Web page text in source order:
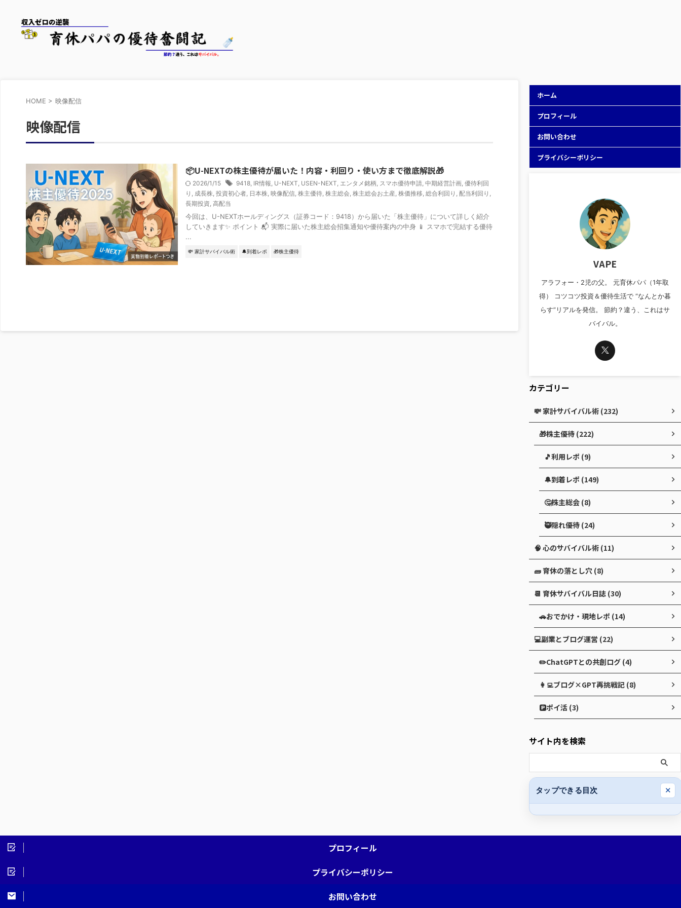
HOME > 映像配信
映像配信
📦U-NEXTの株主優待が届いた！内容・利回り・使い方まで徹底解説🎁
2026/1/15 9418 IR情報 U-NEXT USEN-NEXT エンタメ銘柄 スマホ優待申請 中期経営計画 優待利回
り
成長株 投資初心者 日本株 映像配信 株主優待 株主総会 株主総会お土産 株価推移 総合利回り 配当利回り
長期投資 高配当
今回は、U-NEXTホールディングス（証券コード：9418）から届いた「株主優待」について詳しく紹介
していきます✨ ポイント 📬 実際に届いた株主総会招集通知や優待案内の中身 📱 スマホで完結する優待
...
💸 家計サバイバル術 🔔到着レポ 🎁株主優待
ホーム
プロフィール
お問い合わせ
プライバシーポリシー
VAPE
アラフォー・2児の父。 元育休パパ（1年取
得） コツコツ投資＆優待生活で “なんとか暮
らす”リアルを発信。 節約？違う、これはサ
バイバル。
カテゴリー
💸 家計サバイバル術 (232)
🎁株主優待 (222)
🎵利用レポ (9)
🔔到着レポ (149)
🤔株主総会 (8)
🥷隠れ優待 (24)
🧠 心のサバイバル術 (11)
🧱 育休の落とし穴 (8)
📆 育休サバイバル日誌 (30)
🚗おでかけ・現地レポ (14)
💻副業とブログ運営 (22)
✏️ChatGPTとの共創ログ (4)
👩‍💻ブログ×GPT再挑戦記 (8)
🅿️ポイ活 (3)
サイト内を検索
タップできる目次 ✕
プロフィール
プライバシーポリシー
お問い合わせ